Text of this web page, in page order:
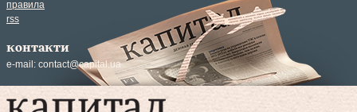
правила
rss
контакти
e-mail: contact@capital.ua